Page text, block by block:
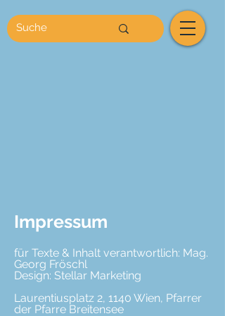
Impressum
für Texte & Inhalt verantwortlich: Mag.
Georg Fröschl
Design: Stellar Marketing
Laurentiusplatz 2, 1140 Wien, Pfarrer
der Pfarre Breitensee